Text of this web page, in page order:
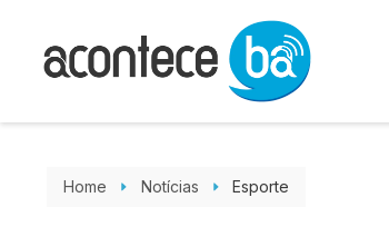
Home Notícias Esporte